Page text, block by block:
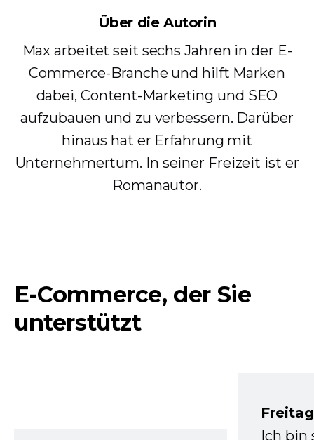
Über die Autorin
Max arbeitet seit sechs Jahren in der E-
Commerce-Branche und hilft Marken
dabei, Content-Marketing und SEO
aufzubauen und zu verbessern. Darüber
hinaus hat er Erfahrung mit
Unternehmertum. In seiner Freizeit ist er
Romanautor.
E-Commerce, der Sie
unterstützt
Ich bin